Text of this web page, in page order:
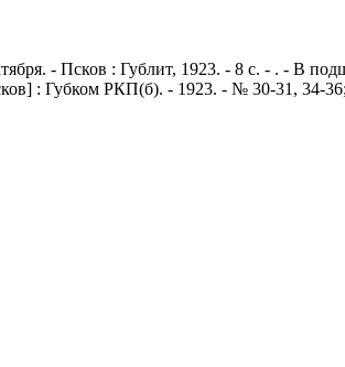
- Псков : Гублит, 1923. - 8 с. - . - В
: Губком РКП(б). - 1923. - № 30-31,